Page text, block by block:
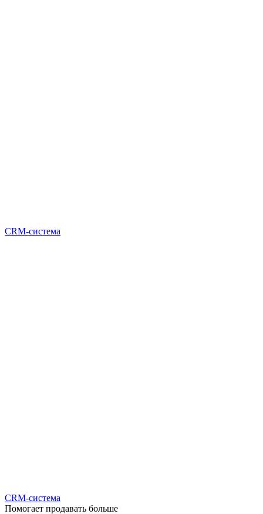
CRM-система
CRM-система
Помогает продавать больше